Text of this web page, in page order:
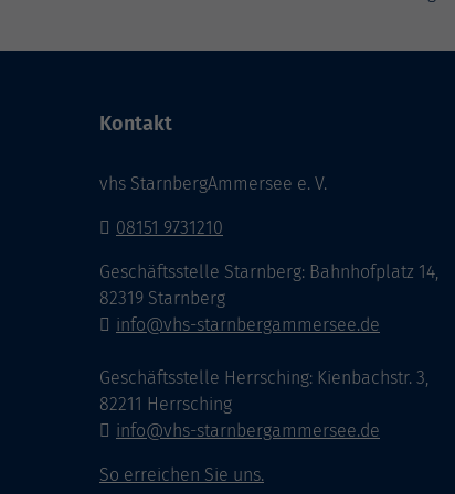
Kontakt
vhs StarnbergAmmersee e. V.
08151 9731210
Geschäftsstelle Starnberg: Bahnhofplatz 14,
82319 Starnberg
info@vhs-starnbergammersee.de
Geschäftsstelle Herrsching: Kienbachstr. 3,
82211 Herrsching
info@vhs-starnbergammersee.de
So erreichen Sie uns.